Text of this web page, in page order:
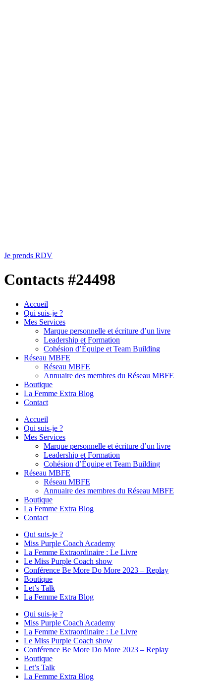
Je prends RDV
Contacts #24498
Accueil
Qui suis-je ?
Mes Services
Marque personnelle et écriture d’un livre
Leadership et Formation
Cohésion d’Équipe et Team Building
Réseau MBFE
Réseau MBFE
Annuaire des membres du Réseau MBFE
Boutique
La Femme Extra Blog
Contact
Accueil
Qui suis-je ?
Mes Services
Marque personnelle et écriture d’un livre
Leadership et Formation
Cohésion d’Équipe et Team Building
Réseau MBFE
Réseau MBFE
Annuaire des membres du Réseau MBFE
Boutique
La Femme Extra Blog
Contact
Qui suis-je ?
Miss Purple Coach Academy
La Femme Extraordinaire : Le Livre
Le Miss Purple Coach show
Conférence Be More Do More 2023 – Replay
Boutique
Let’s Talk
La Femme Extra Blog
Qui suis-je ?
Miss Purple Coach Academy
La Femme Extraordinaire : Le Livre
Le Miss Purple Coach show
Conférence Be More Do More 2023 – Replay
Boutique
Let’s Talk
La Femme Extra Blog